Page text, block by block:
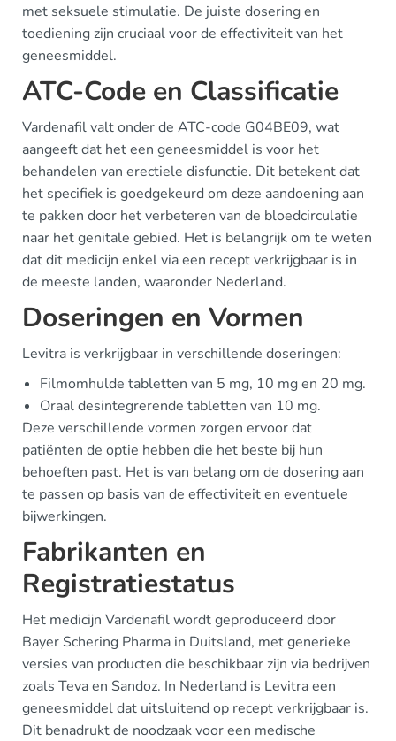
met seksuele stimulatie. De juiste dosering en
toediening zijn cruciaal voor de effectiviteit van het
geneesmiddel.
ATC-Code en Classificatie
Vardenafil valt onder de ATC-code G04BE09, wat
aangeeft dat het een geneesmiddel is voor het
behandelen van erectiele disfunctie. Dit betekent dat
het specifiek is goedgekeurd om deze aandoening aan
te pakken door het verbeteren van de bloedcirculatie
naar het genitale gebied. Het is belangrijk om te weten
dat dit medicijn enkel via een recept verkrijgbaar is in
de meeste landen, waaronder Nederland.
Doseringen en Vormen
Levitra is verkrijgbaar in verschillende doseringen:
Filmomhulde tabletten van 5 mg, 10 mg en 20 mg.
Oraal desintegrerende tabletten van 10 mg.
Deze verschillende vormen zorgen ervoor dat
patiënten de optie hebben die het beste bij hun
behoeften past. Het is van belang om de dosering aan
te passen op basis van de effectiviteit en eventuele
bijwerkingen.
Fabrikanten en
Registratiestatus
Het medicijn Vardenafil wordt geproduceerd door
Bayer Schering Pharma in Duitsland, met generieke
versies van producten die beschikbaar zijn via bedrijven
zoals Teva en Sandoz. In Nederland is Levitra een
geneesmiddel dat uitsluitend op recept verkrijgbaar is.
Dit benadrukt de noodzaak voor een medische